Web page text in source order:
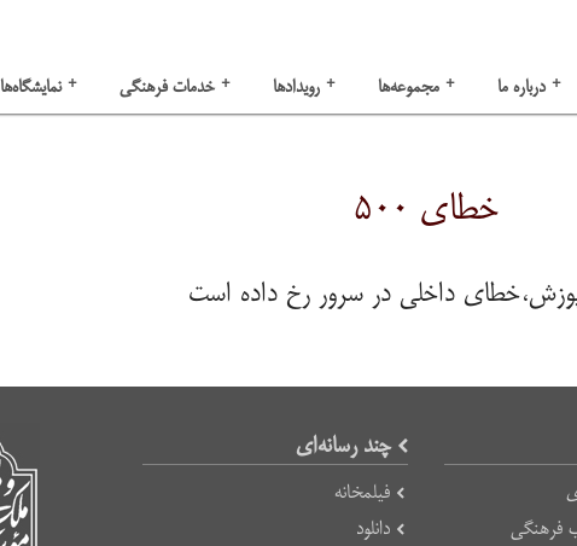
نمایشگاه‌ها + خدمات فرهنگی + رویدادها + مجموعه‌ها + درباره ما +
خطای ۵۰۰
داخلی در سرور رخ داده است
فرهنگی
چند رسانه‌ای
فیلمخانه
دانلود